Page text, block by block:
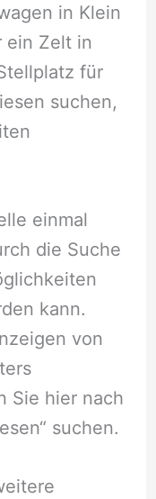
in Klein
ein Zelt in
für
suchen,
einmal
die Suche
kann.
von
Sie hier nach
suchen.